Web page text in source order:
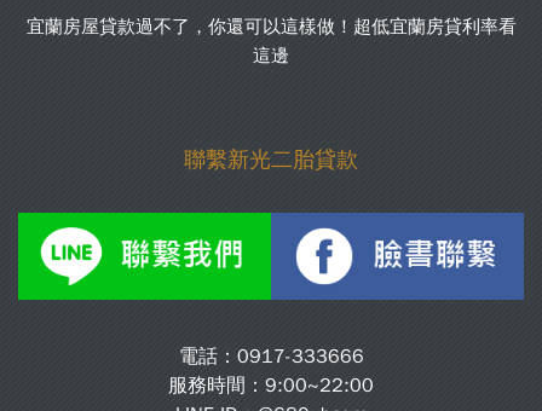
宜蘭房屋貸款過不了，你還可以這樣做！超低宜蘭房貸利率看
這邊
聯繫新光二胎貸款
電話： 0917-333666
服務時間：9:00~22:00